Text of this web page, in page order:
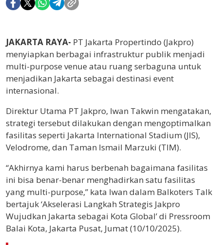
JAKARTA RAYA- PT Jakarta Propertindo (Jakpro)
menyiapkan berbagai infrastruktur publik menjadi
multi-purpose venue atau ruang serbaguna untuk
menjadikan Jakarta sebagai destinasi event
internasional.
Direktur Utama PT Jakpro, Iwan Takwin mengatakan,
strategi tersebut dilakukan dengan mengoptimalkan
fasilitas seperti Jakarta International Stadium (JIS),
Velodrome, dan Taman Ismail Marzuki (TIM).
“Akhirnya kami harus berbenah bagaimana fasilitas
ini bisa benar-benar menghadirkan satu fasilitas
yang multi-purpose,” kata Iwan dalam Balkoters Talk
bertajuk ‘Akselerasi Langkah Strategis Jakpro
Wujudkan Jakarta sebagai Kota Global’ di Pressroom
Balai Kota, Jakarta Pusat, Jumat (10/10/2025).